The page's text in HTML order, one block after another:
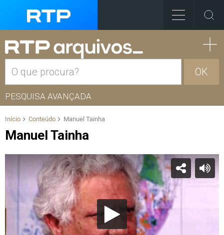
OK
PESQUISA AVANÇADA
Início Conteúdo Manuel Tainha
Manuel Tainha